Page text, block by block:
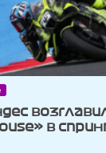
в